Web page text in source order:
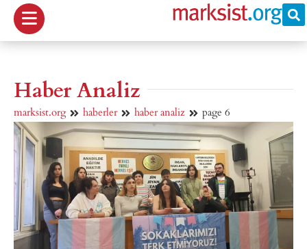
Haber Analiz
marksist.org haberler haber analiz page 6